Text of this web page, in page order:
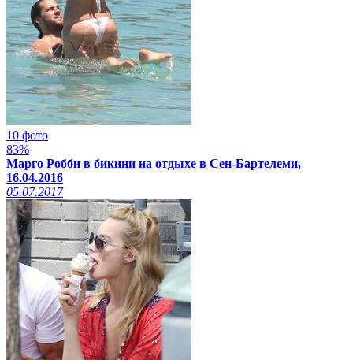
10 фото
83%
Марго Робби в бикини на отдыхе в Сен-Бартелеми,
16.04.2016
05.07.2017